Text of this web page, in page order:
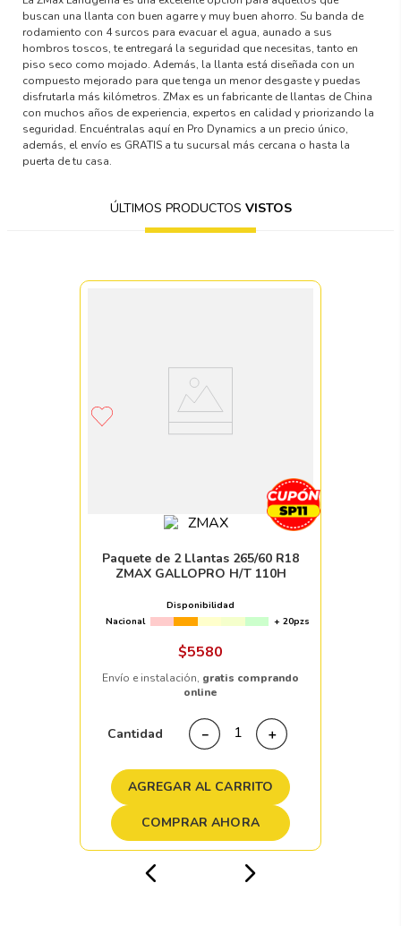
buscan una llanta con buen agarre y muy buen ahorro. Su banda de
rodamiento con 4 surcos para evacuar el agua, aunado a sus
hombros toscos, te entregará la seguridad que necesitas, tanto en
piso seco como mojado. Además, la llanta está diseñada con un
compuesto mejorado para que tenga un menor desgaste y puedas
disfrutarla más kilómetros. ZMax es un fabricante de llantas de China
con muchos años de experiencia, expertos en calidad y priorizando la
seguridad. Encuéntralas aquí en Pro Dynamics a un precio único,
además, el envío es GRATIS a tu sucursal más cercana o hasta la
puerta de tu casa.
ÚLTIMOS PRODUCTOS VISTOS
Paquete de 2 Llantas 265/60 R18
ZMAX GALLOPRO H/T 110H
Disponibilidad
Nacional
+ 20pzs
$5580
Envío e instalación, gratis comprando
online
Cantidad ＋
－
AGREGAR AL CARRITO
COMPRAR AHORA